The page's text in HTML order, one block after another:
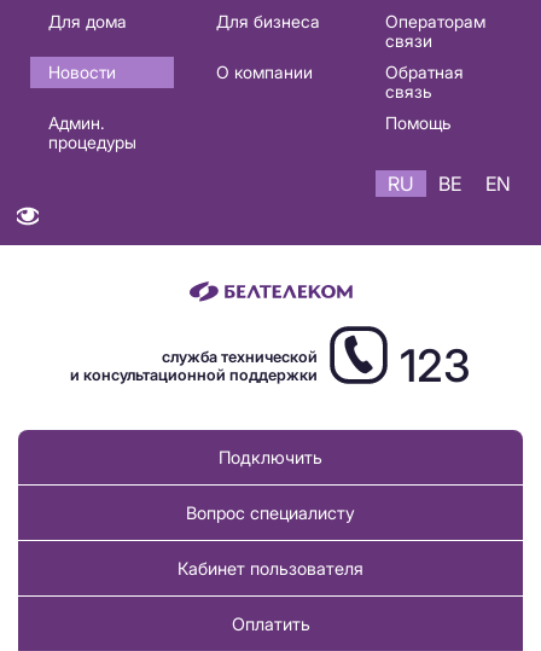
Основная
навигация
RU
Для дома Для бизнеса
Операторам
связи
Новости
О компании
Обратная
связь
Админ.
процедуры
Помощь
RU BE EN
служба технической
и консультационной поддержки
123
Подключить
Вопрос специалисту
Кабинет пользователя
Оплатить